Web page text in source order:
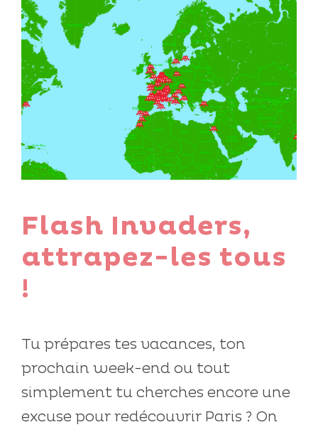
Flash Invaders,
attrapez-les tous
!
Tu prépares tes vacances, ton
prochain week-end ou tout
simplement tu cherches encore une
excuse pour redécouvrir Paris ? On